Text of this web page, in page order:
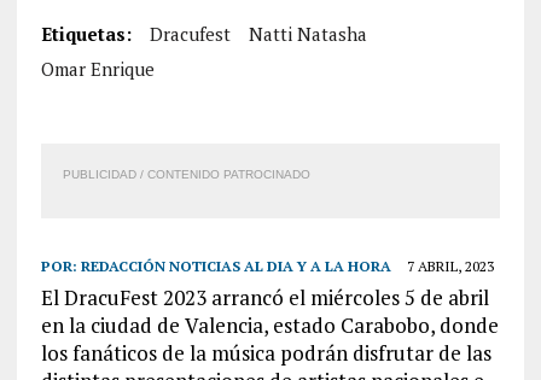
Etiquetas: Dracufest
Natti Natasha
Omar Enrique
PUBLICIDAD / CONTENIDO PATROCINADO
POR: REDACCIÓN NOTICIAS AL DIA Y A LA HORA 7 ABRIL, 2023
El DracuFest 2023 arrancó el miércoles 5 de abril
en la ciudad de Valencia, estado Carabobo, donde
los fanáticos de la música podrán disfrutar de las